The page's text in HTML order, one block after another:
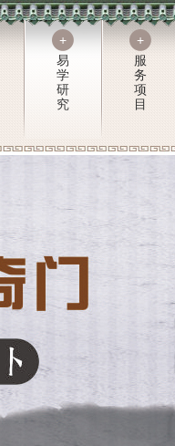
+
易
学
研
究
+
服
务
项
目